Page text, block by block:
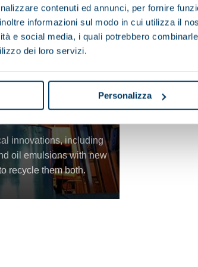
contenuti ed annunci, per fornire
informazioni sul modo in cui utilizza il
e social media, i quali potrebbero
dei loro servizi.
Personalizza
and
innovations, including
oil emulsions with new
recycle them both.